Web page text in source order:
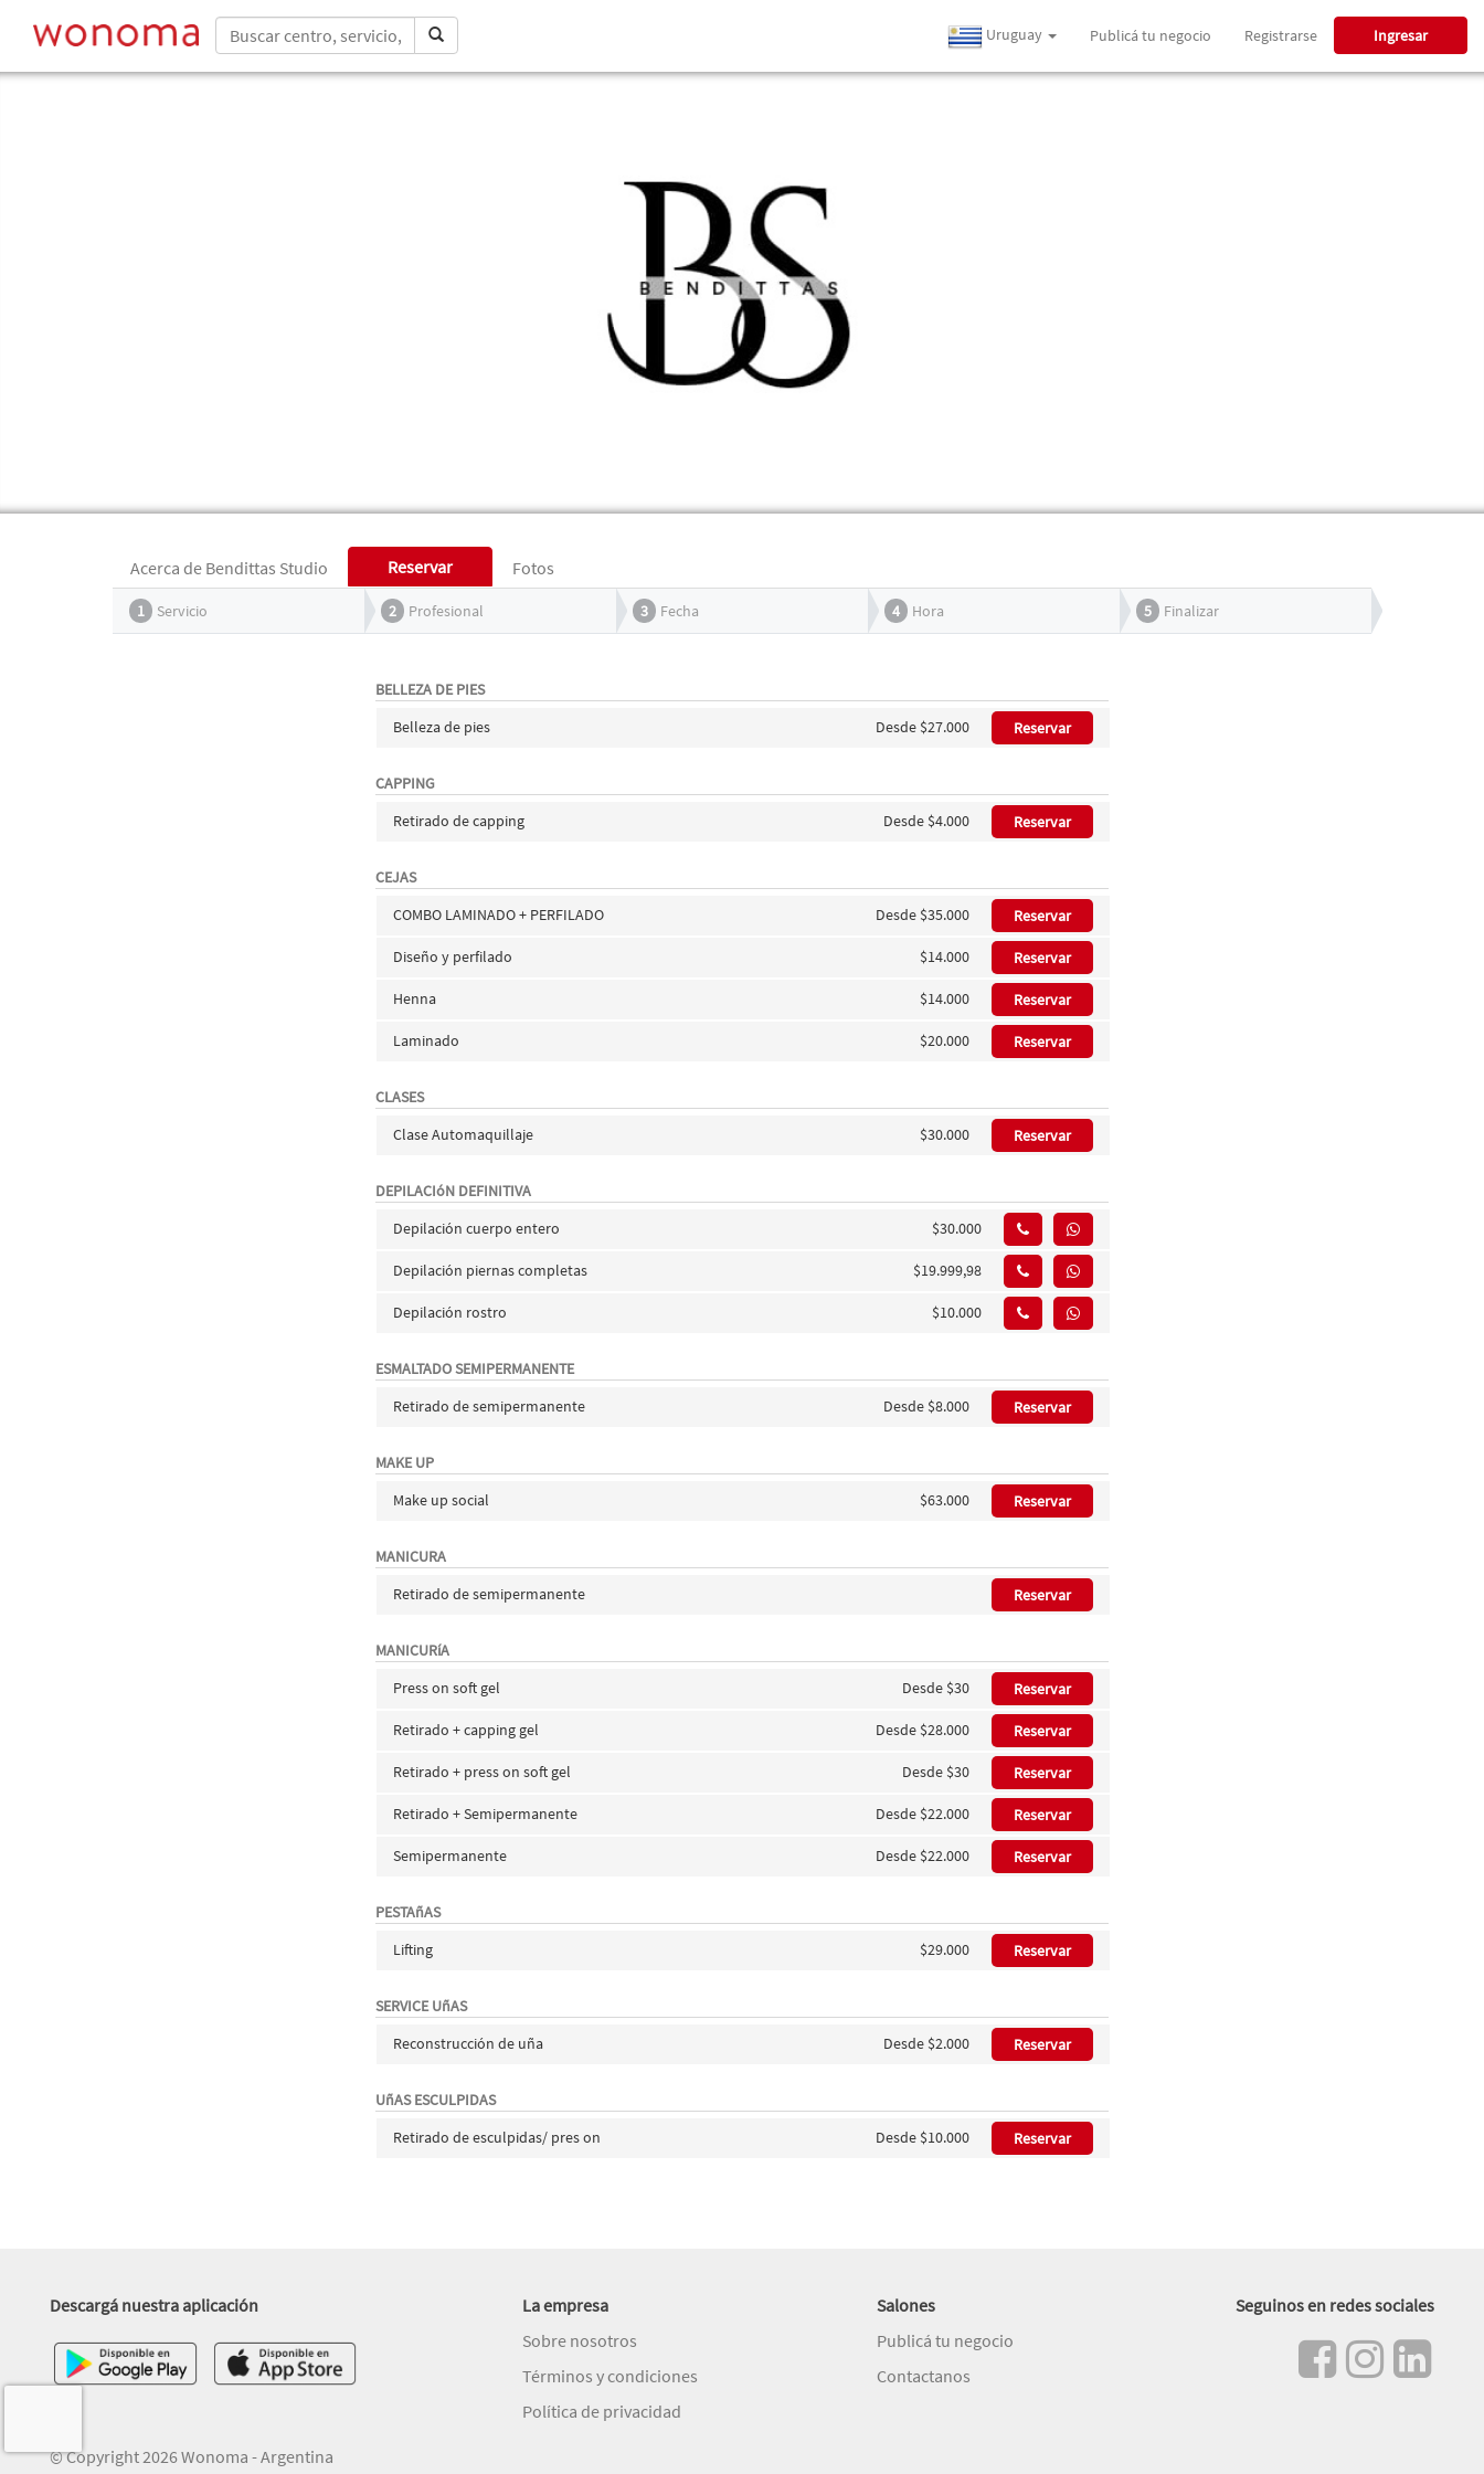
Uruguay Publicá tu negocio Registrarse Ingresar
Acerca de Bendittas Studio Reservar Fotos
1 Servicio 2 Profesional 3 Fecha 4 Hora 5 Finalizar
BELLEZA DE PIES
Belleza de pies
Desde $27.000 Reservar
CAPPING
Retirado de capping
Desde $4.000 Reservar
CEJAS
COMBO LAMINADO + PERFILADO
Desde $35.000 Reservar
Diseño y perfilado $14.000 Reservar
Henna $14.000 Reservar
Laminado $20.000 Reservar
CLASES
Clase Automaquillaje
$30.000 Reservar
DEPILACIóN DEFINITIVA
Depilación cuerpo entero
$30.000
Depilación piernas completas $19.999,98
Depilación rostro $10.000
ESMALTADO SEMIPERMANENTE
Retirado de semipermanente
Desde $8.000 Reservar
MAKE UP
Make up social
$63.000 Reservar
MANICURA
Retirado de semipermanente
Reservar
MANICURíA
Press on soft gel
Desde $30 Reservar
Retirado + capping gel Desde $28.000 Reservar
Retirado + press on soft gel Desde $30 Reservar
Retirado + Semipermanente Desde $22.000 Reservar
Semipermanente Desde $22.000 Reservar
PESTAñAS
Lifting
$29.000 Reservar
SERVICE UñAS
Reconstrucción de uña
Desde $2.000 Reservar
UñAS ESCULPIDAS
Retirado de esculpidas/ pres on
Desde $10.000 Reservar
Descargá nuestra aplicación
La empresa
Sobre nosotros
Términos y condiciones
Política de privacidad
Salones
Publicá tu negocio
Contactanos
Seguinos en redes sociales
© Copyright 2026 Wonoma - Argentina